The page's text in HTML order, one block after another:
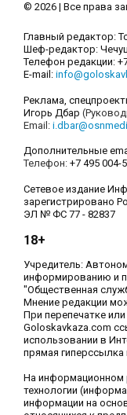
© 2026 | Все права
Главный редактор:
Шеф-редактор:
Телефон редакции:
E-mail:
Реклама,
Игорь Дбар
Email:
Дополнительные
Телефон: +7 495 004-
Сетевое издание
зарегистрировано
ЭЛ № ФС 77 - 82837
18+
Учредитель:
информированию и
"Общественная
Мнение редакции
При перепечатке
Goloskavkaza.com
использовании в
прямая гиперссылка
На информационном
технологии
информации на